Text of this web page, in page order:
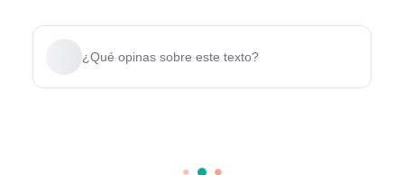
¿Qué opinas sobre este texto?